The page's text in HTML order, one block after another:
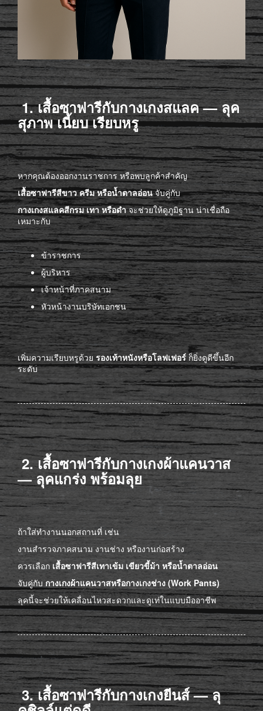
1. เสื้อซาฟารีกับกางเกงสแลค — ลุค
สุภาพ เนี้ยบ เรียบหรู
หากคุณต้องออกงานราชการ หรือพบลูกค้าสำคัญ
เสื้อซาฟารีสีขาว ครีม หรือน้ำตาลอ่อนจับคู่กับ
กางเกงสแลคสีกรม เทา หรือดำจะช่วยให้ดูภูมิฐาน น่าเชื่อถือ
เหมาะกับ
ข้าราชการ
ผู้บริหาร
เจ้าหน้าที่ภาคสนาม
หัวหน้างานบริษัทเอกชน
เพิ่มความเรียบหรูด้วย รองเท้าหนังหรือโลฟเฟอร์ก็ยิ่งดูดีขึ้นอีก
ระดับ
2. เสื้อซาฟารีกับกางเกงผ้าแคนวาส
— ลุคแกร่ง พร้อมลุย
ถ้าใส่ทำงานนอกสถานที่ เช่น
งานสำรวจภาคสนาม งานช่าง หรืองานก่อสร้าง
ควรเลือก เสื้อซาฟารีสีเทาเข้ม เขียวขี้ม้า หรือน้ำตาลอ่อน
จับคู่กับ กางเกงผ้าแคนวาสหรือกางเกงช่าง (Work Pants)
ลุคนี้จะช่วยให้เคลื่อนไหวสะดวกและดูเท่ในแบบมืออาชีพ
3. เสื้อซาฟารีกับกางเกงยีนส์ — ลุ